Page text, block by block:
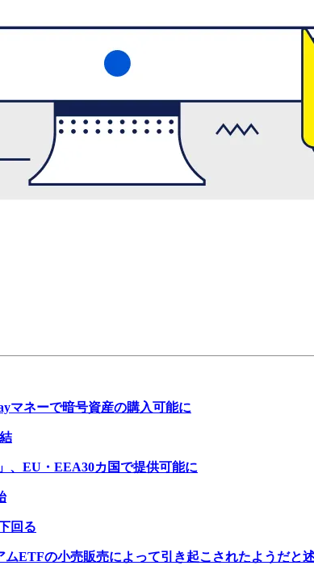
マネーで暗号資産の購入可能に
、EU・EEA30カ国で提供可能に
回る
ETFの小売販売によって引き起こされたようだと